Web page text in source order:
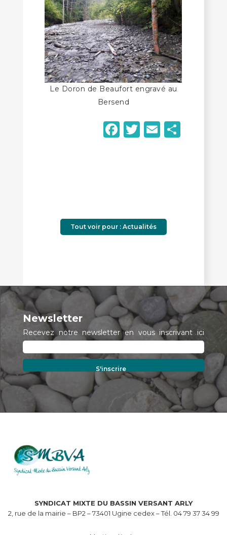
Le Doron de Beaufort engravé au
Bersend
Facebook
Twitter
Email
Tout voir pour : Actualités
Newsletter
Recevez notre newsletter en vous inscrivant ici
SYNDICAT MIXTE DU BASSIN VERSANT ARLY
2, rue de la mairie – BP2 – 73401 Ugine cedex – Tél. 04 79 37 34 99